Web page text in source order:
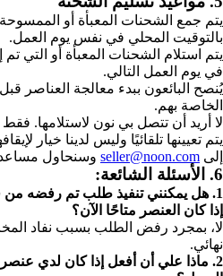
بالتوقيت المحلي في نفس يوم العمل.
في يوم العمل التالي.
الخاصة بهم.
لا أريد أن تتصل بي نون لاستلامها.
يتم تعيينها تلقائيًا وليس لدينا خيار
إلى seller@noon.com وسنحاول
6. الأسئلة الشائعة:
1. هل يمكنني تنفيذ طلب تم رفضه
إذا كان العنصر متاحًا الآن؟
لا، بمجرد رفض الطلب بسبب نفاد
نهائي.
2. ماذا علي أن أفعل إذا كان لدي